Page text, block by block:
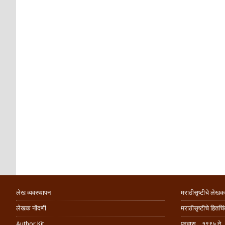
लेख व्यवस्थापन
लेखक नोंदणी
मराठीसृष्टीचे लेखक
मराठीसृष्टीचे